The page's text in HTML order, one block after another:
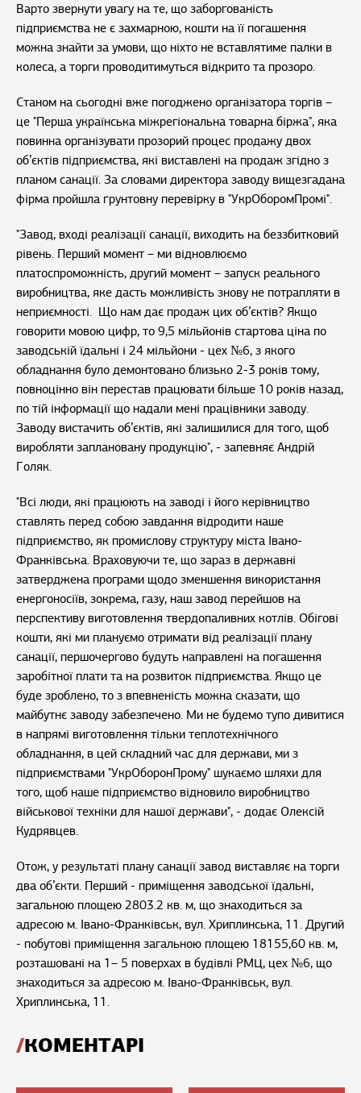
Варто звернути увагу на те, що заборгованість
підприємства не є захмарною, кошти на її погашення
можна знайти за умови, що ніхто не вставлятиме палки в
колеса, а торги проводитимуться відкрито та прозоро.
Станом на сьогодні вже погоджено організатора торгів –
це "Перша українська міжрегіональна товарна біржа", яка
повинна організувати прозорий процес продажу двох
об’єктів підприємства, які виставлені на продаж згідно з
планом санації. За словами директора заводу вищезгадана
фірма пройшла ґрунтовну перевірку в "УкрОборомПромі".
"Завод, вході реалізації санації, виходить на беззбитковий
рівень. Перший момент – ми відновлюємо
платоспроможність, другий момент – запуск реального
виробництва, яке дасть можливість знову не потрапляти в
неприємності. Що нам дає продаж цих об’єктів? Якщо
говорити мовою цифр, то 9,5 мільйонів стартова ціна по
заводській їдальні і 24 мільйони - цех №6, з якого
обладнання було демонтовано близько 2-3 років тому,
повноцінно він перестав працювати більше 10 років назад,
по тій інформації що надали мені працівники заводу.
Заводу вистачить об’єктів, які залишилися для того, щоб
виробляти заплановану продукцію", - запевняє Андрій
Голяк.
"Всі люди, які працюють на заводі і його керівництво
ставлять перед собою завдання відродити наше
підприємство, як промислову структуру міста Івано-
Франківська. Враховуючи те, що зараз в державні
затверджена програми щодо зменшення використання
енергоносіїв, зокрема, газу, наш завод перейшов на
перспективу виготовлення твердопаливних котлів. Обігові
кошти, які ми плануємо отримати від реалізації плану
санації, першочергово будуть направлені на погашення
заробітної плати та на розвиток підприємства. Якщо це
буде зроблено, то з впевненість можна сказати, що
майбутнє заводу забезпечено. Ми не будемо тупо дивитися
в напрямі виготовлення тільки теплотехнічного
обладнання, в цей складний час для держави, ми з
підприємствами "УкрОборонПрому" шукаємо шляхи для
того, щоб наше підприємство відновило виробництво
військової техніки для нашої держави", - додає Олексій
Кудрявцев.
Отож, у результаті плану санації завод виставляє на торги
два об’єкти. Перший - приміщення заводської їдальні,
загальною площею 2803.2 кв. м, що знаходиться за
адресою м. Івано-Франківськ, вул. Хриплинська, 11. Другий
- побутові приміщення загальною площею 18155,60 кв. м,
розташовані на 1– 5 поверхах в будівлі РМЦ, цех №6, що
знаходиться за адресою м. Івано-Франківськ, вул.
Хриплинська, 11.
КОМЕНТАРІ